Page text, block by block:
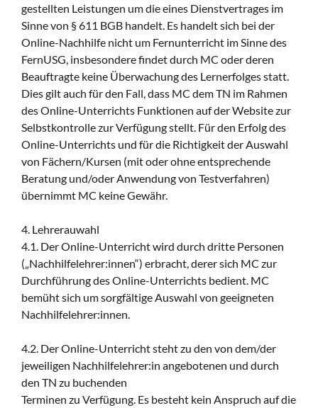
gestellten Leistungen um die eines Dienstvertrages im
Sinne von § 611 BGB handelt. Es handelt sich bei der
Online-Nachhilfe nicht um Fernunterricht im Sinne des
FernUSG, insbesondere findet durch MC oder deren
Beauftragte keine Überwachung des Lernerfolges statt.
Dies gilt auch für den Fall, dass MC dem TN im Rahmen
des Online-Unterrichts Funktionen auf der Website zur
Selbstkontrolle zur Verfügung stellt. Für den Erfolg des
Online-Unterrichts und für die Richtigkeit der Auswahl
von Fächern/Kursen (mit oder ohne entsprechende
Beratung und/oder Anwendung von Testverfahren)
übernimmt MC keine Gewähr.
4. Lehrerauwahl
4.1. Der Online-Unterricht wird durch dritte Personen
(„Nachhilfelehrer:innen“) erbracht, derer sich MC zur
Durchführung des Online-Unterrichts bedient. MC
bemüht sich um sorgfältige Auswahl von geeigneten
Nachhilfelehrer:innen.
4.2. Der Online-Unterricht steht zu den von dem/der
jeweiligen Nachhilfelehrer:in angebotenen und durch
den TN zu buchenden
Terminen zu Verfügung. Es besteht kein Anspruch auf die